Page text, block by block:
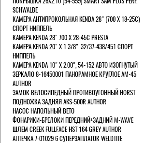
SCHWALBE
КАМЕРА АНТИПРОКОЛЬНАЯ KENDA 28" (700 Х 18-25C)
СПОРТ НИППЕЛЬ
КАМЕРА KENDA 28" 700 Х 28-45С PRESTA
КАМЕРА KENDA 20" Х 1 3/8", 32/37-438/451 СПОРТ
НИППЕЛЬ
КАМЕРА KENDA 10" Х 2.00", 54-152 АВТО ИЗОГНУТЫЙ
ЗЕРКАЛО 8-16450001 ПАНОРАМНОЕ КРУГЛОЕ AM-45
AUTHOR
ЗАМОК ВЕЛОСИПЕДНЫЙ ПРОТИВОУГОННЫЙ HORST
ПОДНОЖКА ЗАДНЯЯ AKS-500R AUTHOR
НАСОС НАПОЛЬНЫЙ BETO
ФОНАРИКИ-БРЕЛОКИ ПЕРЕДНИЙ+ЗАДНИЙ M-WAVE
ШЛЕМ CREEK FULLFACE HST 164 GREY AUTHOR
АПТЕЧКА 7-01029 6 СУПЕРЗАПЛАТОК WELDTITE